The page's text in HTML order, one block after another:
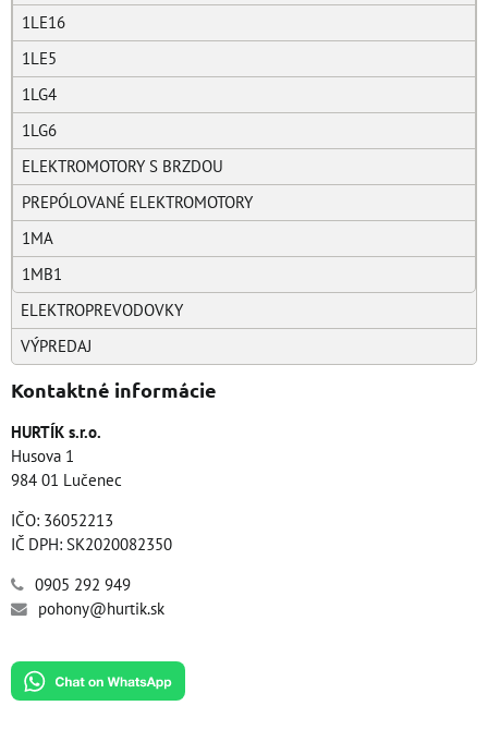
1LE16
1LE5
1LG4
1LG6
ELEKTROMOTORY S BRZDOU
PREPÓLOVANÉ ELEKTROMOTORY
1MA
1MB1
ELEKTROPREVODOVKY
VÝPREDAJ
Kontaktné informácie
HURTÍK s.r.o.
Husova 1
984 01 Lučenec
IČO: 36052213
IČ DPH: SK2020082350
0905 292 949
pohony@hurtik.sk